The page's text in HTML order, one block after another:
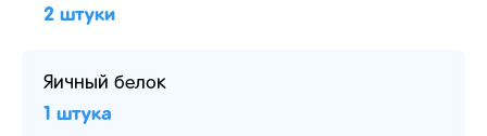
2 штуки
Яичный белок
1 штука